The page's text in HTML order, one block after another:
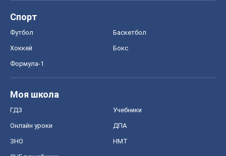
Спорт
Футбол Баскетбол
Хоккей Бокс
Формула-1
Моя школа
ГДЗ Учебники
Онлайн уроки ДПА
ЗНО НМТ